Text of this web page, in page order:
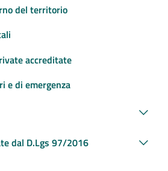
del territorio
accreditate
e di emergenza
dal D.Lgs 97/2016